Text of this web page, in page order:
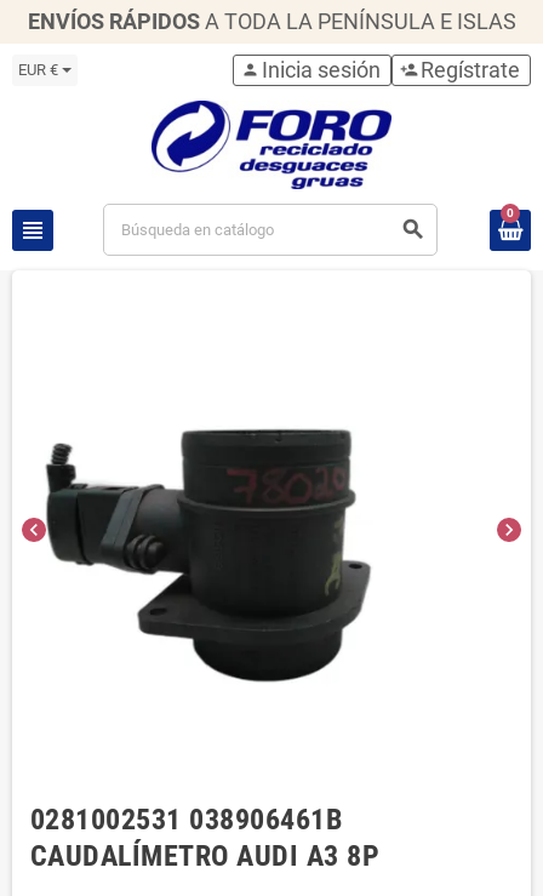
ENVÍOS RÁPIDOS A TODA LA PENÍNSULA E ISLAS
EUR €
view_headline search
person Inicia sesión person_add Regístrate
0
chevron_left chevron_right
0281002531 038906461B
CAUDALÍMETRO AUDI A3 8P